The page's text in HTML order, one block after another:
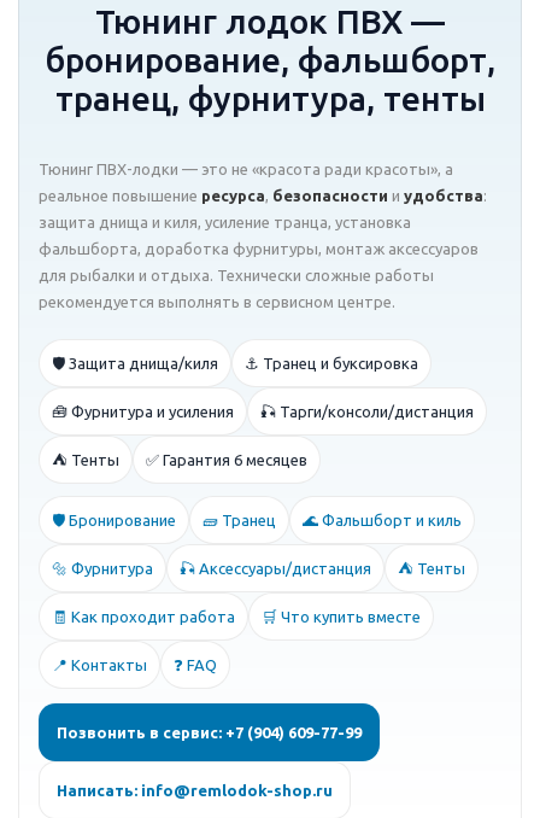
Тюнинг лодок ПВХ —
бронирование, фальшборт,
транец, фурнитура, тенты
Тюнинг ПВХ-лодки — это не «красота ради красоты», а
реальное повышение ресурса, безопасности и удобства:
защита днища и киля, усиление транца, установка
фальшборта, доработка фурнитуры, монтаж аксессуаров
для рыбалки и отдыха. Технически сложные работы
рекомендуется выполнять в сервисном центре.
🛡️ Защита днища/киля ⚓ Транец и буксировка
🧰 Фурнитура и усиления 🎣 Тарги/консоли/дистанция
⛺ Тенты ✅ Гарантия 6 месяцев
🛡️ Бронирование 🧱 Транец 🌊 Фальшборт и киль
🔩 Фурнитура 🎣 Аксессуары/дистанция ⛺ Тенты
🧾 Как проходит работа 🛒 Что купить вместе
📍 Контакты ❓ FAQ
Позвонить в сервис: +7 (904) 609-77-99
Написать: info@remlodok-shop.ru